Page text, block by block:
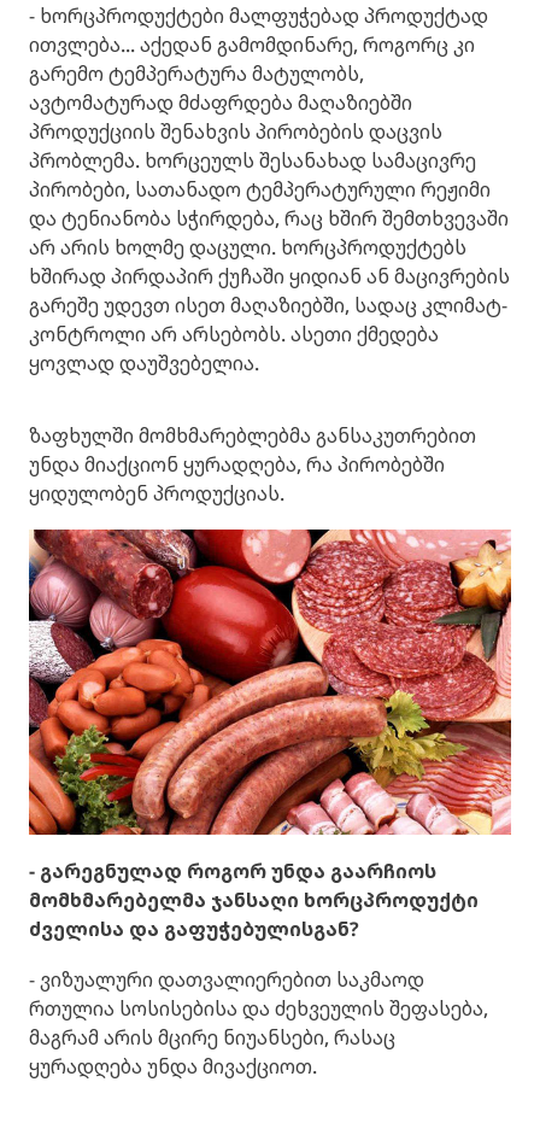
- ხორცპროდუქტები მალფუჭებად პროდუქტად
ითვლება... აქედან გამომდინარე, როგორც კი
გარემო ტემპერატურა მატულობს,
ავტომატურად მძაფრდება მაღაზიებში
პროდუქციის შენახვის პირობების დაცვის
პრობლემა. ხორცეულს შესანახად სამაცივრე
პირობები, სათანადო ტემპერატურული რეჟიმი
და ტენიანობა სჭირდება, რაც ხშირ შემთხვევაში
არ არის ხოლმე დაცული. ხორცპროდუქტებს
ხშირად პირდაპირ ქუჩაში ყიდიან ან მაცივრების
გარეშე უდევთ ისეთ მაღაზიებში, სადაც კლიმატ-
კონტროლი არ არსებობს. ასეთი ქმედება
ყოვლად დაუშვებელია.
ზაფხულში მომხმარებლებმა განსაკუთრებით
უნდა მიაქციონ ყურადღება, რა პირობებში
ყიდულობენ პროდუქციას.
- გარეგნულად როგორ უნდა გაარჩიოს
მომხმარებელმა ჯანსაღი ხორცპროდუქტი
ძველისა და გაფუჭებულისგან?
- ვიზუალური დათვალიერებით საკმაოდ
რთულია სოსისებისა და ძეხვეულის შეფასება,
მაგრამ არის მცირე ნიუანსები, რასაც
ყურადღება უნდა მივაქციოთ.